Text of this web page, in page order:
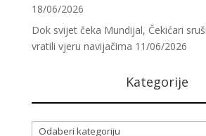
18/06/2026
Dok svijet čeka Mundijal, Čekićari
vratili vjeru navijačima 11/06/2026
Kategorije
Kategorije